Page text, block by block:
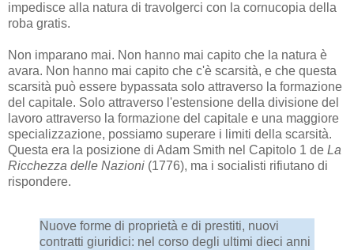
impedisce alla natura di travolgerci con la cornucopia della
roba gratis.
Non imparano mai. Non hanno mai capito che la natura è
avara. Non hanno mai capito che c'è scarsità, e che questa
scarsità può essere bypassata solo attraverso la formazione
del capitale. Solo attraverso l'estensione della divisione del
lavoro attraverso la formazione del capitale e una maggiore
specializzazione, possiamo superare i limiti della scarsità.
Questa era la posizione di Adam Smith nel Capitolo 1 de La
Ricchezza delle Nazioni (1776), ma i socialisti rifiutano di
rispondere.
Nuove forme di proprietà e di prestiti, nuovi
contratti giuridici: nel corso degli ultimi dieci anni